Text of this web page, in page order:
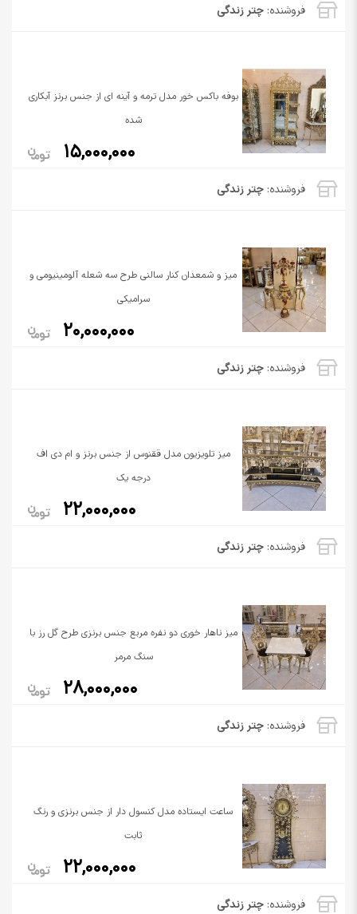
فروشنده:چتر زندگی
فروشنده:چتر زندگی
بوفه باکس خور مدل ترمه و آینه ای از جنس برنز آبکاری
شده
15,000,000
فروشنده:چتر زندگی
میز و شمعدان کنار سالنی طرح سه شعله آلومینیومی و
سرامیکی
20,000,000
فروشنده:چتر زندگی
میز تلویزیون مدل ققنوس از جنس برنز و ام دی اف
درجه یک
22,000,000
فروشنده:چتر زندگی
میز ناهار خوری دو نفره مربع جنس برنزی طرح گل رز با
سنگ مرمر
28,000,000
فروشنده:چتر زندگی
ساعت ایستاده مدل کنسول دار از جنس برنزی و رنگ
ثابت
22,000,000